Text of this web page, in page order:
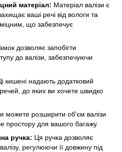
матеріал: Матеріал валізи є
ваші речі від вологи та
що забезпечує
дозволяє запобігти
до валізи, забезпечуючи
кишені надають додатковий
до яких ви хочете швидко
можете розширити об'єм валізи
простору для вашого багажу.
ручка: Ця ручка дозволяє
регулюючи її довжину під